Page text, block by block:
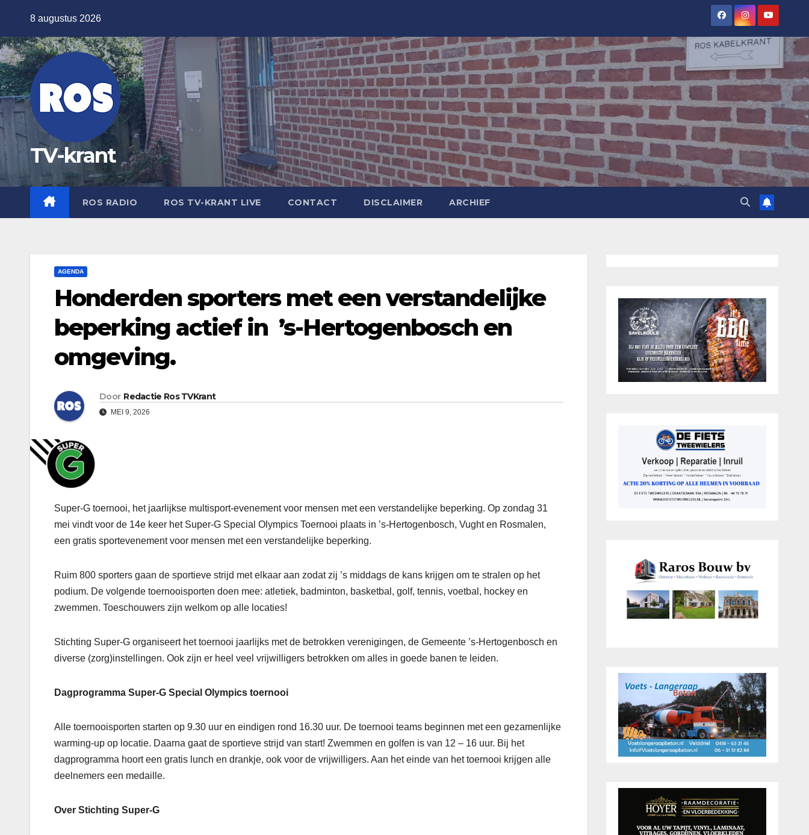
de
inhoud
8 augustus 2026
TV-krant
ROS RADIO ROS TV-KRANT LIVE CONTACT DISCLAIMER ARCHIEF
AGENDA
Honderden sporters met een verstandelijke
beperking actief in ’s-Hertogenbosch en
omgeving.
Door Redactie Ros TVKrant
MEI 9, 2026
Super-G toernooi, het jaarlijkse multisport-evenement voor mensen met een verstandelijke beperking. Op zondag 31
mei vindt voor de 14e keer het Super-G Special Olympics Toernooi plaats in ’s-Hertogenbosch, Vught en Rosmalen,
een gratis sportevenement voor mensen met een verstandelijke beperking.
Ruim 800 sporters gaan de sportieve strijd met elkaar aan zodat zij ’s middags de kans krijgen om te stralen op het
podium. De volgende toernooisporten doen mee: atletiek, badminton, basketbal, golf, tennis, voetbal, hockey en
zwemmen. Toeschouwers zijn welkom op alle locaties!
Stichting Super-G organiseert het toernooi jaarlijks met de betrokken verenigingen, de Gemeente ’s-Hertogenbosch en
diverse (zorg)instellingen. Ook zijn er heel veel vrijwilligers betrokken om alles in goede banen te leiden.
Dagprogramma Super-G Special Olympics toernooi
Alle toernooisporten starten op 9.30 uur en eindigen rond 16.30 uur. De toernooi teams beginnen met een gezamenlijke
warming-up op locatie. Daarna gaat de sportieve strijd van start! Zwemmen en golfen is van 12 – 16 uur. Bij het
dagprogramma hoort een gratis lunch en drankje, ook voor de vrijwilligers. Aan het einde van het toernooi krijgen alle
deelnemers een medaille.
Over Stichting Super-G